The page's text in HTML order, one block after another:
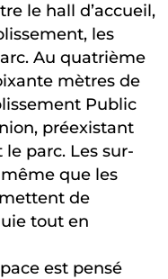
le hall d’accueil,
les
Au quatrième
mètres de
Public
préexistant
parc. Les sur-
que les
de
tout en
est pensé